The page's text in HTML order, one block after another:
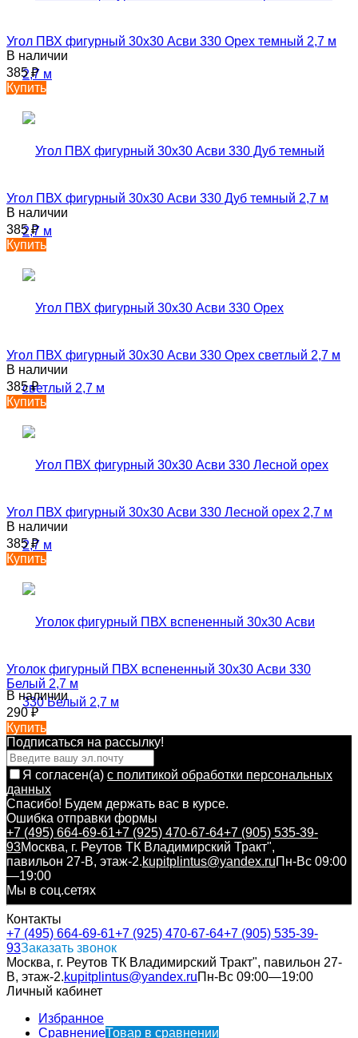
Угол ПВХ фигурный 30х30 Асви 330 Орех темный 2,7 м
В наличии
385₽
Купить
Угол ПВХ фигурный 30х30 Асви 330 Дуб темный 2,7 м
В наличии
385₽
Купить
Угол ПВХ фигурный 30х30 Асви 330 Орех светлый 2,7 м
В наличии
385₽
Купить
Угол ПВХ фигурный 30х30 Асви 330 Лесной орех 2,7 м
В наличии
385₽
Купить
Уголок фигурный ПВХ вспененный 30х30 Асви 330
Белый 2,7 м
В наличии
290₽
Купить
Подписаться на рассылкy!
Я согласен(a) с политикой обработки персональных
данных
Спасибо! Будем держать вас в курсе.
Ошибка отправки формы
+7 (495) 664-69-61+7 (925) 470-67-64+7 (905) 535-39-
93Москва, г. Реутов ТК Владимирский Тракт",
павильон 27-В, этаж-2.kupitplintus@yandex.ruПн-Вс 09:00
—19:00
Мы в соц.сетях
Контакты
+7 (495) 664-69-61+7 (925) 470-67-64+7 (905) 535-39-
93Заказать звонок
Москва, г. Реутов ТК Владимирский Тракт", павильон 27-
В, этаж-2.kupitplintus@yandex.ruПн-Вс 09:00—19:00
Личный кабинет
Избранное
СравнениеТовар в сравнении